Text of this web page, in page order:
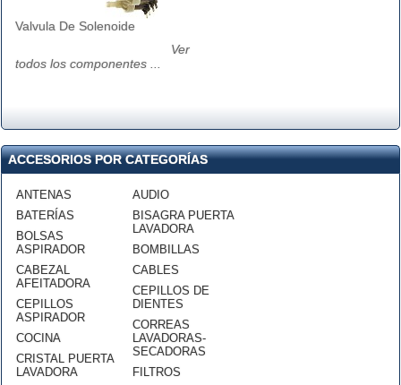
Valvula De Solenoide
Ver
todos los componentes ...
ACCESORIOS POR CATEGORÍAS
ANTENAS
BATERÍAS
BOLSAS
ASPIRADOR
CABEZAL
AFEITADORA
CEPILLOS
ASPIRADOR
COCINA
CRISTAL PUERTA
LAVADORA
AUDIO
BISAGRA PUERTA
LAVADORA
BOMBILLAS
CABLES
CEPILLOS DE
DIENTES
CORREAS
LAVADORAS-
SECADORAS
FILTROS